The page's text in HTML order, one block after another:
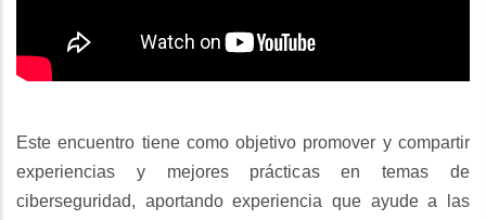
Este encuentro tiene como objetivo promover y compartir
experiencias y mejores prácticas en temas de
ciberseguridad, aportando experiencia que ayude a las